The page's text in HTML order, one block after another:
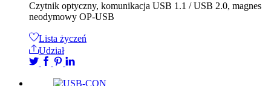
Czytnik optyczny, komunikacja USB 1.1 / USB 2.0, magnes
neodymowy OP-USB
Lista życzeń
Udział